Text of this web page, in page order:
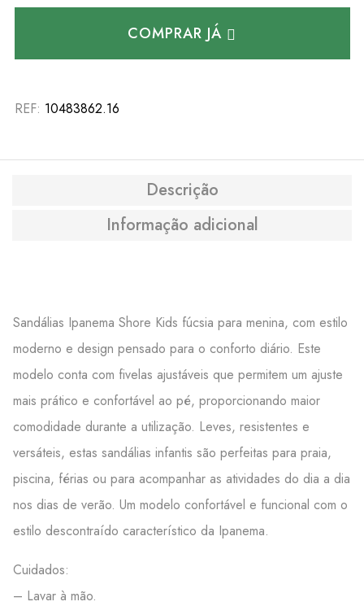
COMPRAR JÁ
REF: 10483862.16
Descrição
Informação adicional
Sandálias Ipanema Shore Kids fúcsia para menina, com estilo
moderno e design pensado para o conforto diário. Este
modelo conta com fivelas ajustáveis que permitem um ajuste
mais prático e confortável ao pé, proporcionando maior
comodidade durante a utilização. Leves, resistentes e
versáteis, estas sandálias infantis são perfeitas para praia,
piscina, férias ou para acompanhar as atividades do dia a dia
nos dias de verão. Um modelo confortável e funcional com o
estilo descontraído característico da Ipanema.
Cuidados:
– Lavar à mão.